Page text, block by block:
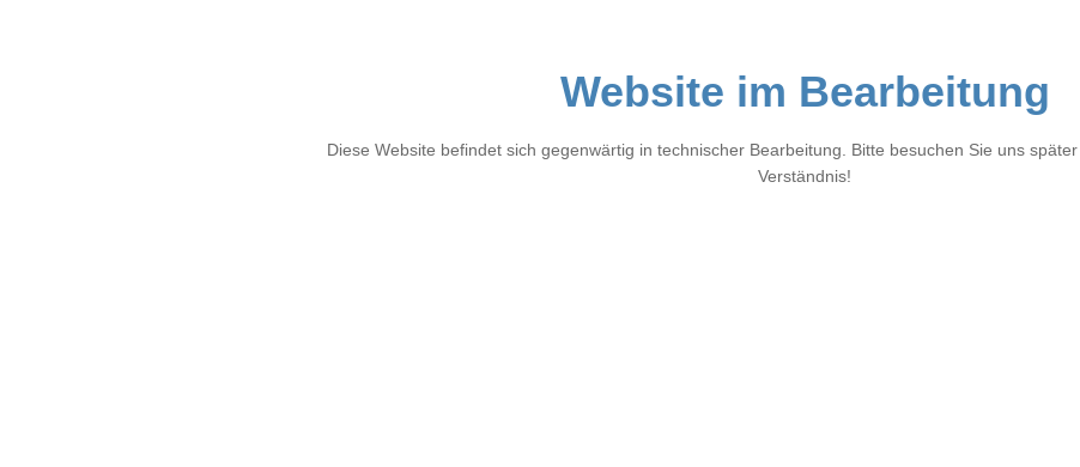
Website im Bearbeitung
Diese Website befindet sich gegenwärtig in technischer Bearbeitung. Bitte besuchen Sie uns
Verständnis!